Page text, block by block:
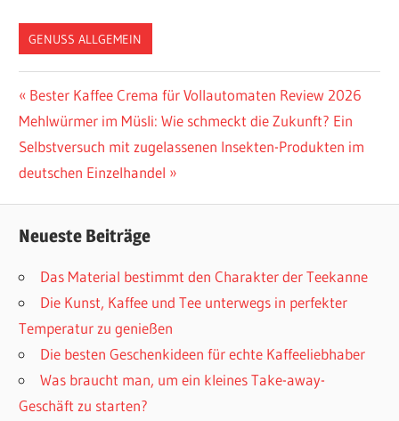
GENUSS ALLGEMEIN
Beitragsnavigation
Vorheriger
Beitrag:
Bester Kaffee Crema für Vollautomaten Review 2026
Nächster
Beitrag:
Mehlwürmer im Müsli: Wie schmeckt die Zukunft? Ein
Selbstversuch mit zugelassenen Insekten-Produkten im
deutschen Einzelhandel
Neueste Beiträge
Das Material bestimmt den Charakter der Teekanne
Die Kunst, Kaffee und Tee unterwegs in perfekter
Temperatur zu genießen
Die besten Geschenkideen für echte Kaffeeliebhaber
Was braucht man, um ein kleines Take-away-
Geschäft zu starten?